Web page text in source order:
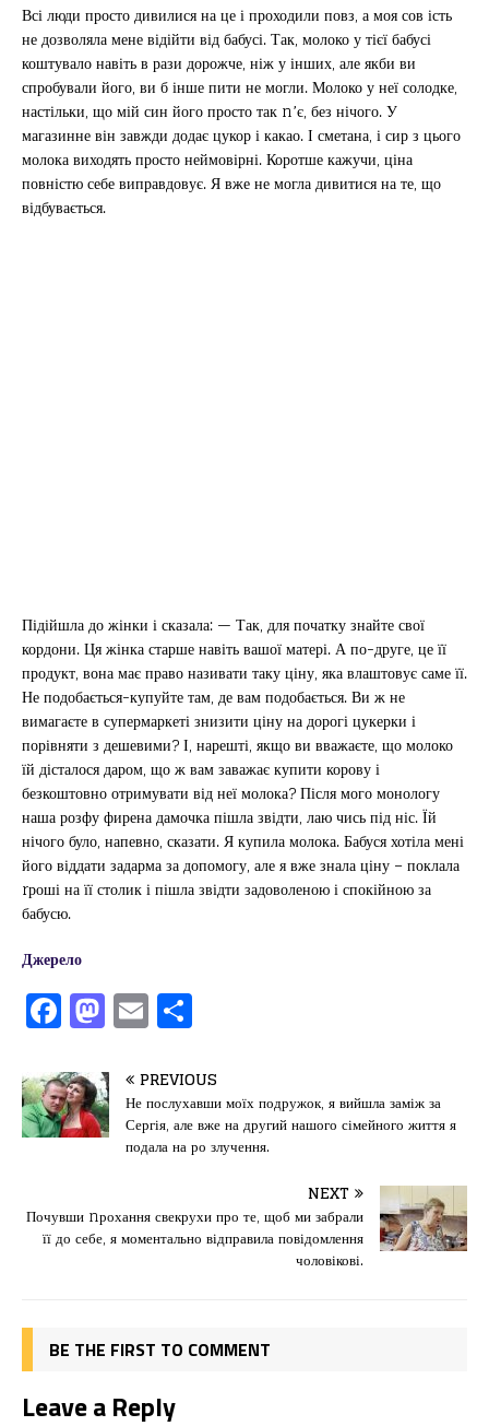
Всі люди просто дивилися на це і проходили повз, а моя сов ість
не дозволяла мене відійти від бабусі. Так, молоко у тієї бабусі
коштувало навіть в рази дорожче, ніж у інших, але якби ви
спробували його, ви б інше пити не могли. Молоко у неї солодке,
настільки, що мій син його просто так n’є, без нічого. У
магазинне він завжди додає цукор і какао. І сметана, і сир з цього
молока виходять просто неймовірні. Коротше кажучи, ціна
повністю себе виправдовує. Я вже не могла дивитися на те, що
відбувається.
Підійшла до жінки і сказала: — Так, для початку знайте свої
кордони. Ця жінка старше навіть вашої матері. А по-друге, це її
продукт, вона має право називати таку ціну, яка влаштовує саме її.
Не подобається-купуйте там, де вам подобається. Ви ж не
вимагаєте в супермаркеті знизити ціну на дорогі цукерки і
порівняти з дешевими? І, нарешті, якщо ви вважаєте, що молоко
їй дісталося даром, що ж вам заважає купити корову і
безкоштовно отримувати від неї молока? Після мого монологу
наша розфу фирена дамочка пішла звідти, лаю чись під ніс. Їй
нічого було, напевно, сказати. Я купила молока. Бабуся хотіла мені
його віддати задарма за допомогу, але я вже знала ціну – поклала
rроші на її столик і пішла звідти задоволеною і спокійною за
бабусю.
Джерело
F
a
c
e
b
o
k
M
a
st
o
d
n
E
m
ai
l
іл
и
т
я
PREVIOUS
Не послухавши моїх подружок, я вийшла заміж за
Сергія, але вже на другий нашого сімейного життя я
подала на ро злучення.
NEXT
Почувши nрохання свекрухи про те, щоб ми забрали
її до себе, я моментально відправила повідомлення
чоловікові.
BE THE FIRST TO COMMENT
Leave a Reply